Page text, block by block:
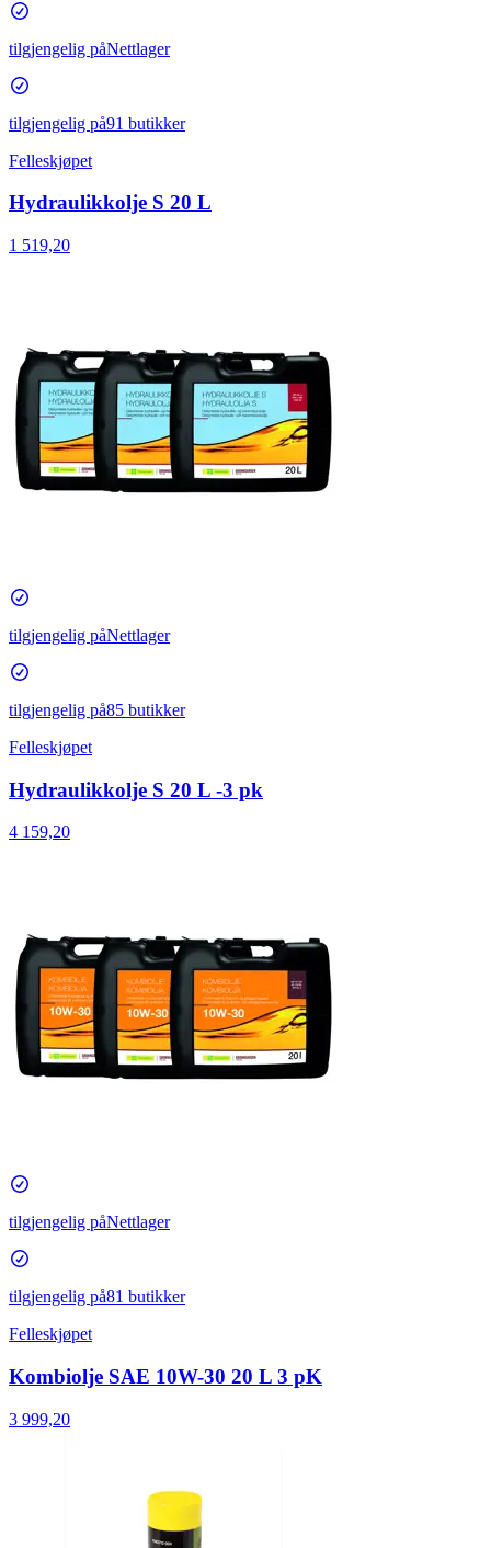
tilgjengelig påNettlager
tilgjengelig på91 butikker
Felleskjøpet
Hydraulikkolje S 20 L
1 519,20
tilgjengelig påNettlager
tilgjengelig på85 butikker
Felleskjøpet
Hydraulikkolje S 20 L -3 pk
4 159,20
tilgjengelig påNettlager
tilgjengelig på81 butikker
Felleskjøpet
Kombiolje SAE 10W-30 20 L 3 pK
3 999,20